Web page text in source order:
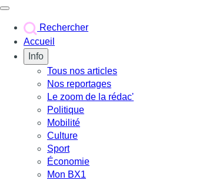
Rechercher
Accueil
Info
Tous nos articles
Nos reportages
Le zoom de la rédac'
Politique
Mobilité
Culture
Sport
Économie
Mon BX1